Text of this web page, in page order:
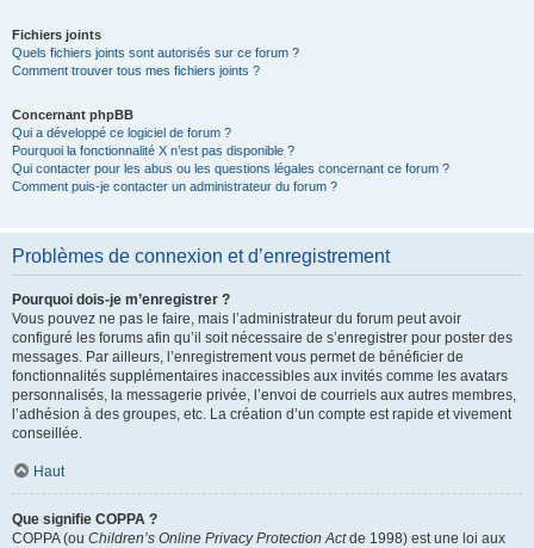
Fichiers joints
Quels fichiers joints sont autorisés sur ce forum ?
Comment trouver tous mes fichiers joints ?
Concernant phpBB
Qui a développé ce logiciel de forum ?
Pourquoi la fonctionnalité X n’est pas disponible ?
Qui contacter pour les abus ou les questions légales concernant ce forum ?
Comment puis-je contacter un administrateur du forum ?
Problèmes de connexion et d’enregistrement
Pourquoi dois-je m’enregistrer ?
Vous pouvez ne pas le faire, mais l’administrateur du forum peut avoir
configuré les forums afin qu’il soit nécessaire de s’enregistrer pour poster des
messages. Par ailleurs, l’enregistrement vous permet de bénéficier de
fonctionnalités supplémentaires inaccessibles aux invités comme les avatars
personnalisés, la messagerie privée, l’envoi de courriels aux autres membres,
l’adhésion à des groupes, etc. La création d’un compte est rapide et vivement
conseillée.
Haut
Que signifie COPPA ?
COPPA (ou Children’s Online Privacy Protection Actde 1998) est une loi aux